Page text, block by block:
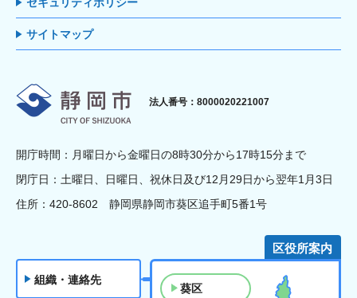
サイトマップ
静岡市
法人番号：8000020221007
開庁時間：月曜日から金曜日の8時30分から17時15分まで
閉庁日：土曜日、日曜日、祝休日及び12月29日から翌年1月3日
住所：420-8602 静岡県静岡市葵区追手町5番1号
組織・連絡先
区役所案内
葵区